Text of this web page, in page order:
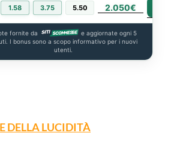
1.58 3.75 5.50 2.050€
fornite da
e aggiornate ogni 5
I bonus sono a scopo informativo per i nuovi
utenti.
DELLA LUCIDITÀ